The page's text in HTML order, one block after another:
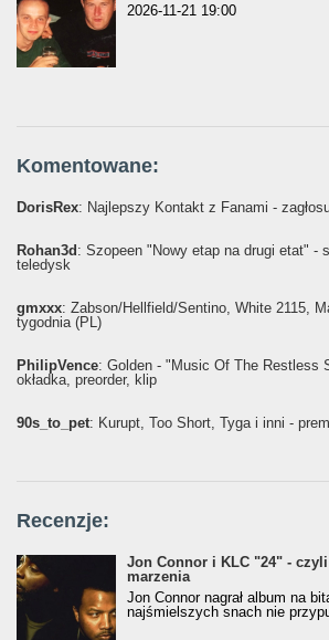
2026-11-21 19:00
Komentowane:
DorisRex: Najlepszy Kontakt z Fanami -
Rohan3d : Szopeen "Nowy etap na drugi etat" -
teledysk
gmxxx: Żabson/Hellfield/Sentino, White 2115,
tygodnia (PL)
PhilipVence: Golden - "Music Of The Restless
okładka, preorder, klip
90s_to_pet: Kurupt, Too Short, Tyga i inni -
Recenzje:
Jon Connor i KLC "24" -
marzenia
Jon Connor nagrał album na
najśmielszych snach nie